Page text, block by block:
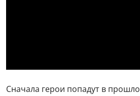
Сначала герои попадут в